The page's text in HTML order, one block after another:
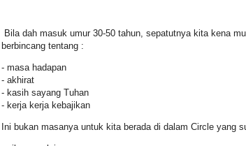
Bila dah masuk umur 30-50 tahun, sepatutnya kita kena
berbincang tentang :
- masa hadapan
- akhirat
- kasih sayang Tuhan
- kerja kerja kebajikan
Ini bukan masanya untuk kita berada di dalam Circle yang